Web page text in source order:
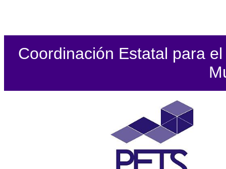
Coordinación Estatal para